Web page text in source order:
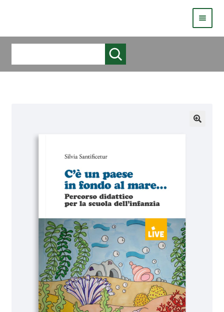
HOMEPAGE
COS’È LIVE
COME ACQUISTARE UN LIBRO ERICKSONLIVE?
IL MIO PROFILO